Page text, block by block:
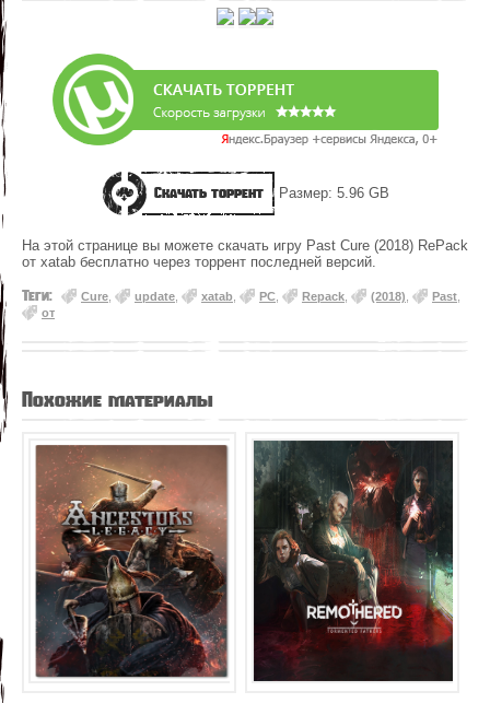
Скачать торрент Размер: 5.96 GB
На этой странице вы можете скачать игру Past Cure (2018) RePack
от xatab бесплатно через торрент последней версий.
Теги: Cure update xatab PC Repack (2018) Past
от
Похожие материалы